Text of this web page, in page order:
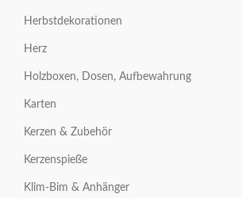
Herbstdekorationen
Herz
Holzboxen, Dosen, Aufbewahrung
Karten
Kerzen & Zubehör
Kerzenspieße
Klim-Bim & Anhänger